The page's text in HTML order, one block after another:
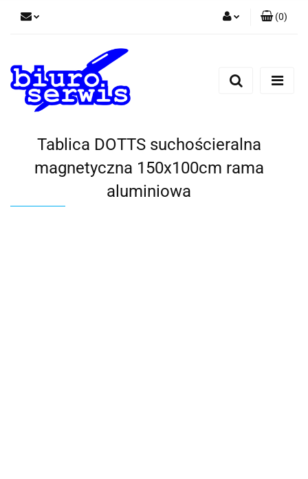
Zarejestruj się
(0)
Tablica DOTTS suchościeralna
magnetyczna 150x100cm rama
aluminiowa